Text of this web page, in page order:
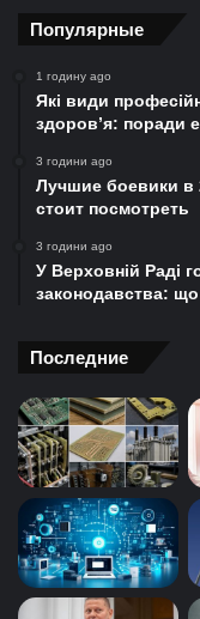
Популярные
1 годину ago
Які види
здоров’я: поради
3 години ago
Лучшие боевики в
стоит посмотреть
3 години ago
У Верховній Раді
законодавства:
Последние